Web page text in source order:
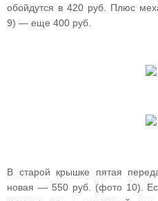
обойдутся в 420 руб. Плюс
9) — еще 400 руб.
В старой крышке пятая
новая — 550 руб. (фото 10).